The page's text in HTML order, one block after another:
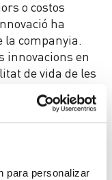
para personalizar
o costos
ha
la companyia.
innovacions en
de vida de les